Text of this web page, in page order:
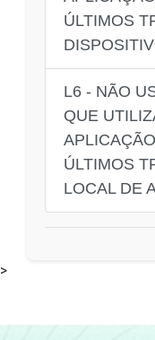
ÚLTIMOS
L6 - NÃO
QUE
ÚLTIMOS
LOCAL DE
>